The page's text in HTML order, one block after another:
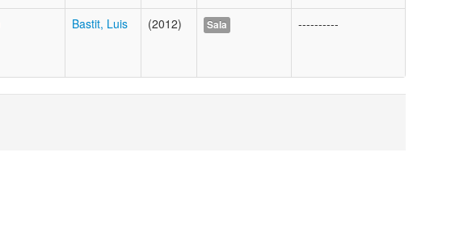
Bastit, Luis (2012) Sala ----------